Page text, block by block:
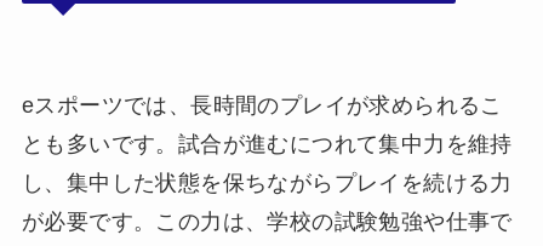
eスポーツでは、長時間のプレイが求められるこ
とも多いです。試合が進むにつれて集中力を維持
し、集中した状態を保ちながらプレイを続ける力
が必要です。この力は、学校の試験勉強や仕事で